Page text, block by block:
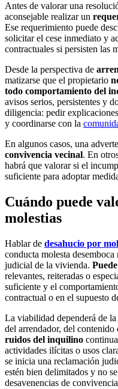
Antes de valorar una
aconsejable realizar un
Ese requerimiento puede
solicitar el cese inmediato y
contractuales si persisten las
Desde la perspectiva de
matizarse que el propietario
todo comportamiento del
avisos serios, persistentes y
diligencia: pedir
y coordinarse con la
En algunos casos, una
convivencia vecinal. En
habrá que valorar si el
suficiente para adoptar
Cuándo puede
molestias
Hablar de desahucio por
conducta molesta
judicial de la vivienda.
relevantes, reiteradas o
suficiente y el
contractual o en el supuesto
La viabilidad dependerá de
del arrendador, del
ruidos del inquilino
actividades ilícitas o usos
se inicia una reclamación
estén bien delimitados y no
desavenencias de